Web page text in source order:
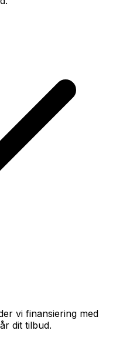
vi finansiering med
dit tilbud.